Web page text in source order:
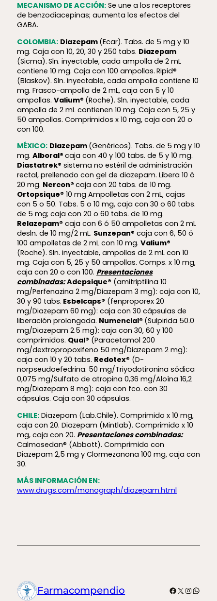
MECANISMO DE ACCIÓN:Se une a los receptores
de benzodiacepinas; aumenta los efectos del
GABA.
COLOMBIA: Diazepam (Ecar). Tabs. de 5 mg y 10
mg. Caja con 10, 20, 30 y 250 tabs. Diazepam
(Sicma). Sln. inyectable, cada ampolla de 2 mL
contiene 10 mg. Caja con 100 ampollas. Ripid®
(Blaskov). Sln. inyectable, cada ampolla contiene 10
mg. Frasco-ampolla de 2 mL, caja con 5 y 10
ampollas. Valium® (Roche). Sln. inyectable, cada
ampolla de 2 mL contienen 10 mg. Caja con 5, 25 y
50 ampollas. Comprimidos x 10 mg, caja con 20 o
con 100.
MÉXICO: Diazepam (Genéricos). Tabs. de 5 mg y 10
mg. Alboral® caja con 40 y 100 tabs. de 5 y 10 mg.
Diastatrek® sistema no estéril de administración
rectal, prellenado con gel de diazepam. Libera 10 ó
20 mg. Nercon® caja con 20 tabs. de 10 mg.
Ortopsique® 10 mg Ampolletas con 2 mL, cajas
con 5 o 50. Tabs. 5 o 10 mg, caja con 30 o 60 tabs.
de 5 mg; caja con 20 o 60 tabs. de 10 mg.
Relazepam® caja con 6 ó 50 ampolletas con 2 mL
desln. de 10 mg/2 mL. Sunzepan® caja con 6, 50 ó
100 ampolletas de 2 mL con 10 mg. Valium®
(Roche). Sln. inyectable, ampollas de 2 mL con 10
mg. Caja con 5, 25 y 50 ampollas. Comps. x 10 mg,
caja con 20 o con 100. Presentaciones
combinadas: Adepsique® (amitriptilina 10
mg/Perfenazina 2 mg/Diazepam 3 mg): caja con 10,
30 y 90 tabs. Esbelcaps® (fenproporex 20
mg/Diazepam 60 mg): caja con 30 cápsulas de
liberación prolongada. Numencial® (Sulpirida 50.0
mg/Diazepam 2.5 mg): caja con 30, 60 y 100
comprimidos. Qual® (Paracetamol 200
mg/dextropropoxifeno 50 mg/Diazepam 2 mg):
caja con 10 y 20 tabs. Redotex® (D-
norpseudoefedrina. 50 mg/Triyodotironina sódica
0,075 mg/Sulfato de atropina 0,36 mg/Aloína 16,2
mg/Diazepam 8 mg): caja con fco. con 30
cápsulas. Caja con 30 cápsulas.
CHILE:Diazepam (Lab.Chile). Comprimido x 10 mg,
caja con 20. Diazepam (Mintlab). Comprimido x 10
mg, caja con 20. Presentaciones combinadas:
Calmosedan® (Abbott). Comprimido con
Diazepam 2,5 mg y Clormezanona 100 mg, caja con
30.
MÁS INFORMACIÓN EN:
www.drugs.com/monograph/diazepam.html
Farmacompendio Facebook
X